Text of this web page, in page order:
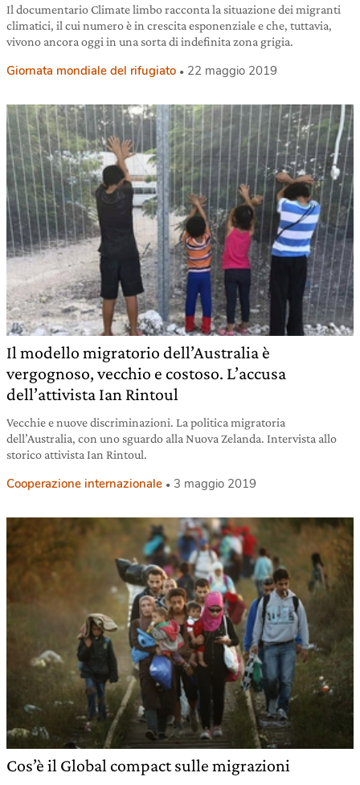
Il documentario Climate limbo racconta la situazione dei migranti
climatici, il cui numero è in crescita esponenziale e che, tuttavia,
vivono ancora oggi in una sorta di indefinita zona grigia.
Giornata mondiale del rifugiato 22 maggio 2019
Il modello migratorio dell’Australia è
vergognoso, vecchio e costoso. L’accusa
dell’attivista Ian Rintoul
Vecchie e nuove discriminazioni. La politica migratoria
dell’Australia, con uno sguardo alla Nuova Zelanda. Intervista allo
storico attivista Ian Rintoul.
Cooperazione internazionale 3 maggio 2019
Cos’è il Global compact sulle migrazioni